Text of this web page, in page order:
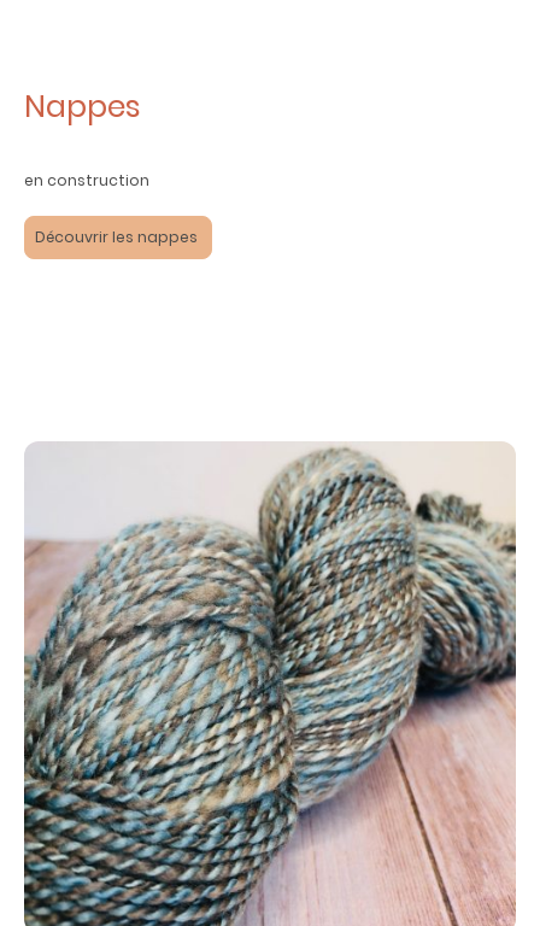
Nappes
en construction
Découvrir les nappes